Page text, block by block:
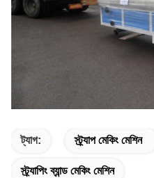
ট্যাগ: স্ট্র্যাপ মেকিং মেশিন
স্ট্র্যাপিং ব্যান্ড মেকিং মেশিন